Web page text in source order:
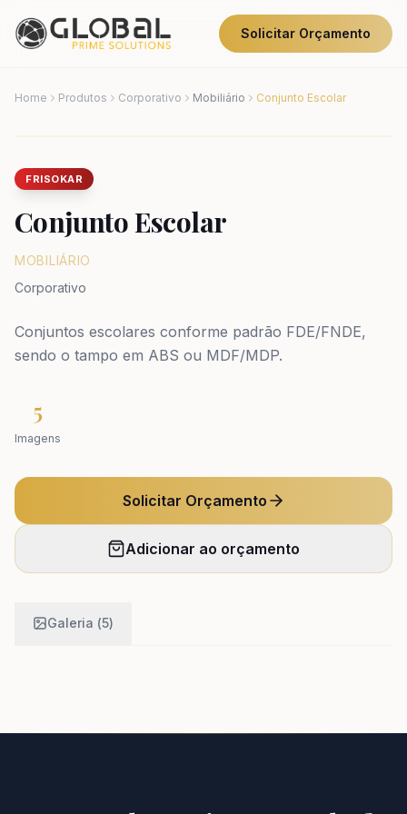
Solicitar Orçamento
Home Produtos Corporativo Mobiliário Conjunto Escolar
FRISOKAR
Conjunto Escolar
MOBILIÁRIO
Corporativo
Conjuntos escolares conforme padrão FDE/FNDE,
sendo o tampo em ABS ou MDF/MDP.
5
Imagens
Solicitar Orçamento
Adicionar ao orçamento
Galeria (5)